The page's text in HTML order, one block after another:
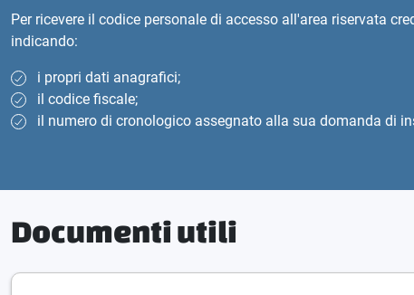
Per ricevere il codice personale di accesso all'area riservata
indicando:
i propri dati anagrafici;
il codice fiscale;
il numero di cronologico assegnato alla sua domanda di
Documenti utili